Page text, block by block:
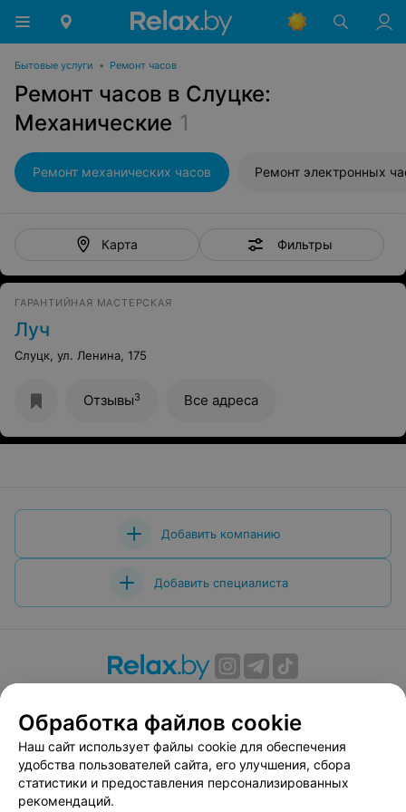
Бытовые услуги • Ремонт часов
Ремонт часов в Слуцке:
Механические 1
Ремонт механических часов Ремонт электронных
Карта Фильтры
ГАРАНТИЙНАЯ МАСТЕРСКАЯ
Луч
Слуцк, ул. Ленина, 175
Отзывы3 Все адреса
Добавить компанию
Добавить специалиста
Вакансии
Публичный договор
Способы оплаты
Публичный договор по использованию сервиса
«Афиша»
Пользовательское соглашение
Обработка файлов cookie
Наш сайт использует файлы cookie для обеспечения
удобства пользователей сайта, его улучшения, сбора
статистики и предоставления персонализированных
рекомендаций.